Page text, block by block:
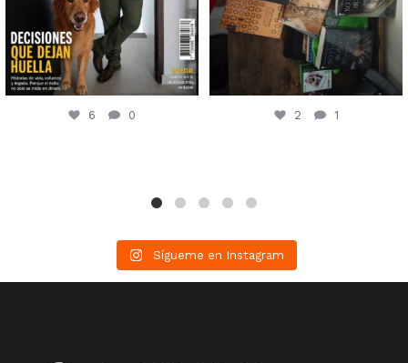
6 0 2 1
Sígueme en Instagram